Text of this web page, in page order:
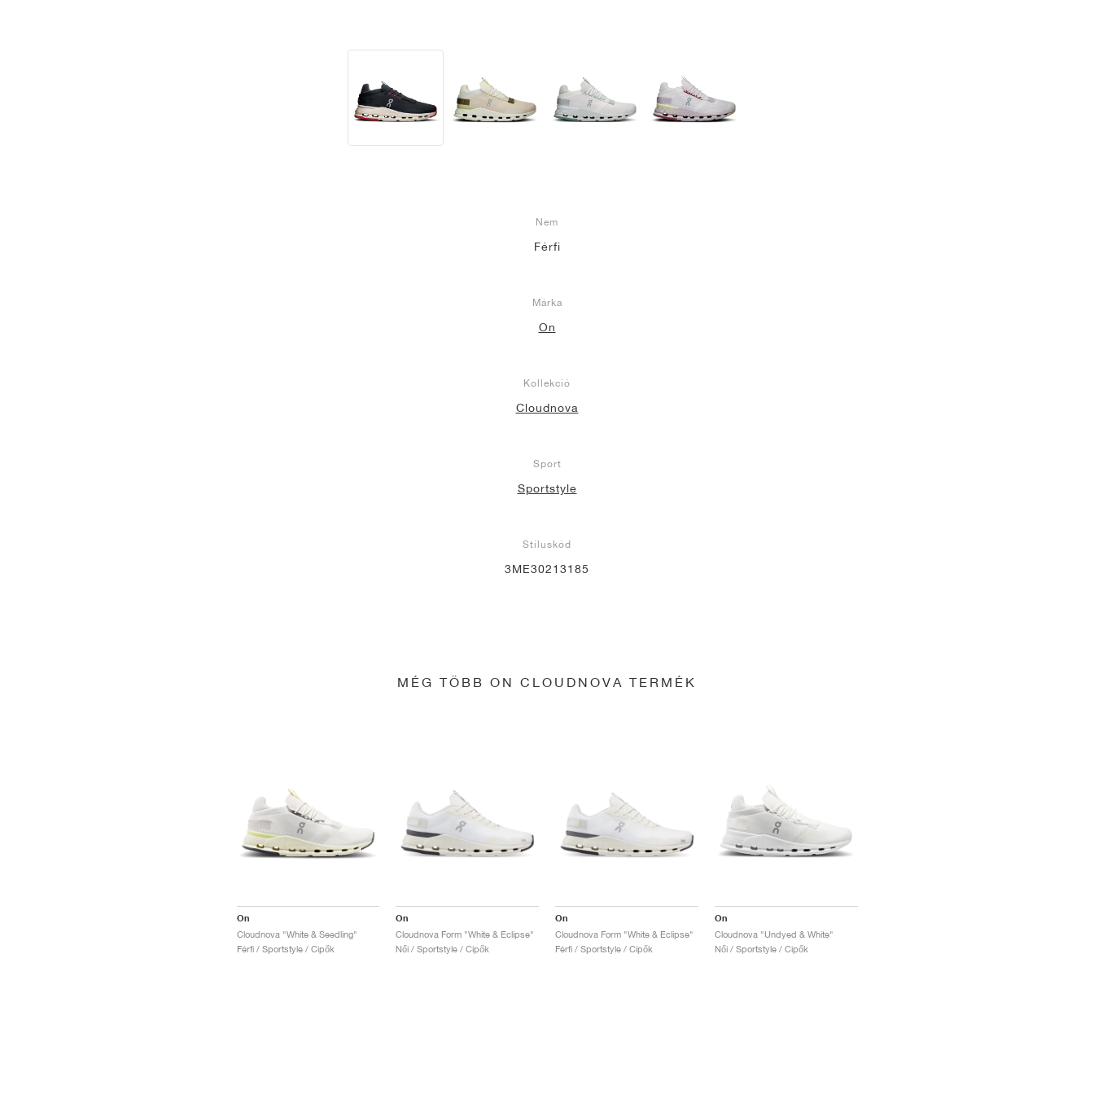
Nem
Férfi
Márka
On
Kollekció
Cloudnova
Sport
Sportstyle
Stíluskód
3ME30213185
MÉG TÖBB ON CLOUDNOVA TERMÉK
On
Cloudnova "White & Seedling"
Férfi / Sportstyle / Cipők
On
Cloudnova Form "White & Eclipse"
Női / Sportstyle / Cipők
On
Cloudnova Form "White & Eclipse"
Férfi / Sportstyle / Cipők
On
Cloudnova "Undyed & White"
Női / Sportstyle / Cipők